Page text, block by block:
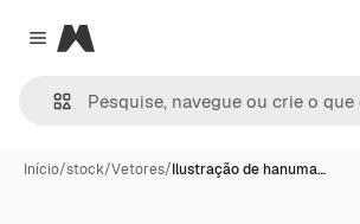
Close menu
Magnific
Início/stock/Vetores/Ilustração de hanuma…